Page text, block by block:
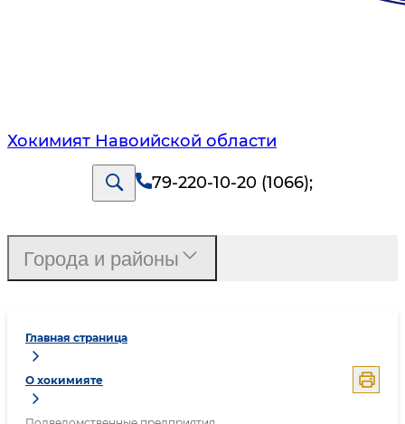
Хокимият Навоийской области
79-220-10-20 (1066);
Главная страница
О хокимияте
Города и районы